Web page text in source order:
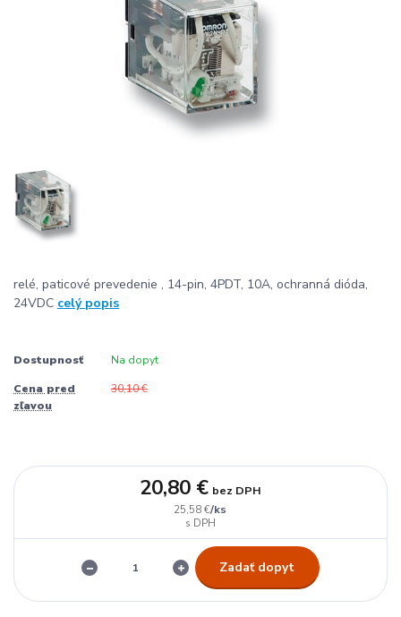
relé, paticové prevedenie , 14-pin, 4PDT, 10A, ochranná dióda,
24VDC celý popis
Dostupnosť Na dopyt
Cena pred
zľavou
30,10 €
25,58 €/ks
20,80 € bez DPH
Zadať dopyt